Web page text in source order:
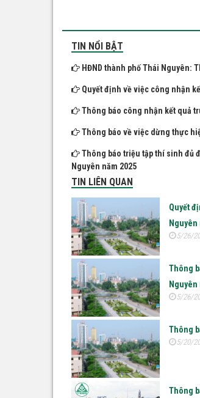
TIN NỔI BẬT
HĐND thành phố Thái Nguyên:
Quyết định về việc công nhận
Thông báo công nhận kết quả
Thông báo về việc dừng thực
Thông báo triệu tập thí sinh đủ
Nguyên năm 2025
TIN LIÊN QUAN
Quyết
Nguyên
5/26/
Thông
Nguyên
5/26/
Thông
5/20/
Thông